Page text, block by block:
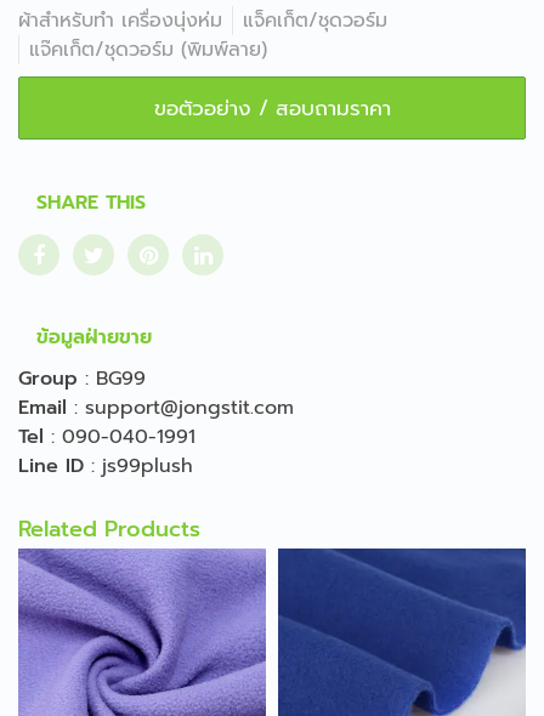
ผ้าสำหรับทำ เครื่องนุ่งห่ม
แจ็คเก็ต/ชุดวอร์ม
แจ๊คเก็ต/ชุดวอร์ม (พิมพ์ลาย)
ขอตัวอย่าง / สอบถามราคา
SHARE THIS
ข้อมูลฝ่ายขาย
Group : BG99
Email : support@jongstit.com
Tel : 090-040-1991
Line ID : js99plush
Related Products